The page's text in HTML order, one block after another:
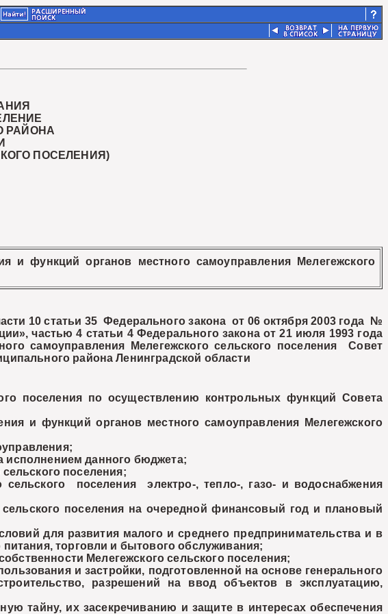
РАЙОНА
ПОСЕЛЕНИЯ)
и функций органов местного самоуправления Мелегежского
10 статьи 35 Федерального закона от 06 октября 2003 года №
частью 4 статьи 4 Федерального закона от 21 июля 1993 года
самоуправления Мелегежского сельского поселения Совет
района Ленинградской области
поселения по осуществлению контрольных функций Совета
и функций органов местного самоуправления Мелегежского
исполнением данного бюджета;
поселения;
поселения электро-, тепло-, газо- и водоснабжения
поселения на очередной финансовый год и плановый
для развития малого и среднего предпринимательства и в
торговли и бытового обслуживания;
Мелегежского сельского поселения;
и застройки, подготовленной на основе генерального
разрешений на ввод объектов в эксплуатацию,
их засекречиванию и защите в интересах обеспечения